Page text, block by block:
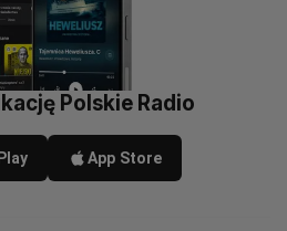
Polskie Radio
App Store